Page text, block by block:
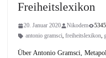
Freiheitslexikon
20. Januar 2020 Nikodem
antonio gramsci, freiheitslexikon,
Über Antonio Gramsci,